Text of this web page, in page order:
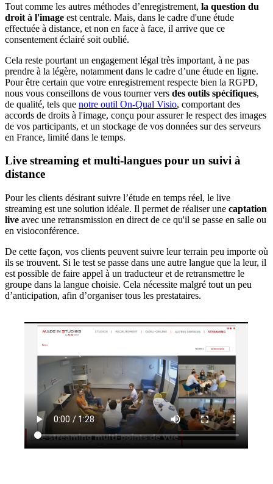
Tout comme les autres méthodes d’enregistrement, la question du
droit à l'image est centrale. Mais, dans le cadre d'une étude
effectuée à distance, et non en face à face, il arrive que ce
consentement éclairé soit oublié.
Cela reste pourtant un engagement légal très important, à ne pas
prendre à la légère, notamment dans le cadre d’une étude en ligne.
Pour être certain que votre enregistrement respecte bien la RGPD,
nous vous conseillons de vous tourner vers des outils spécifiques,
de qualité, tels que notre outil On-Qual Visio, comportant des
accords de droits à l'image, conçu pour assurer le respect des images
de vos participants, et un stockage de vos données sur des serveurs
en France, limité dans le temps.
Live streaming et multi-langues pour un suivi à
distance
Pour les clients désirant suivre l’étude en temps réel, le live
streaming est une solution idéale. Il permet de réaliser une captation
live avec une retransmission en direct de ce qu'il se passe en salle ou
en visioconférence.
De cette façon, vos clients peuvent suivre leur terrain peu importe où
ils se trouvent. Si le test se passe dans une autre langue que la leur, il
est possible de faire appel à un traducteur et de retransmettre le
groupe dans la langue choisie. Cela nécessite malgré tout un peu
d’anticipation, afin d’organiser tous les prestataires.